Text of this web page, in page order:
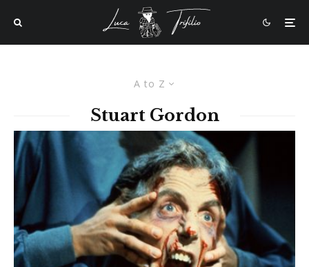
A to Z
Stuart Gordon